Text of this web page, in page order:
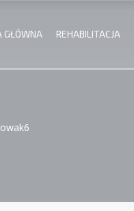
GŁÓWNA REHABILITACJA